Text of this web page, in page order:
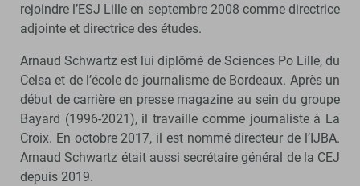
rejoindre l’ESJ Lille en septembre 2008 comme directrice
adjointe et directrice des études.
Arnaud Schwartz est lui diplômé de Sciences Po Lille, du
Celsa et de l’école de journalisme de Bordeaux. Après un
début de carrière en presse magazine au sein du groupe
Bayard (1996-2021), il travaille comme journaliste à La
Croix. En octobre 2017, il est nommé directeur de l’IJBA.
Arnaud Schwartz était aussi secrétaire général de la CEJ
depuis 2019.